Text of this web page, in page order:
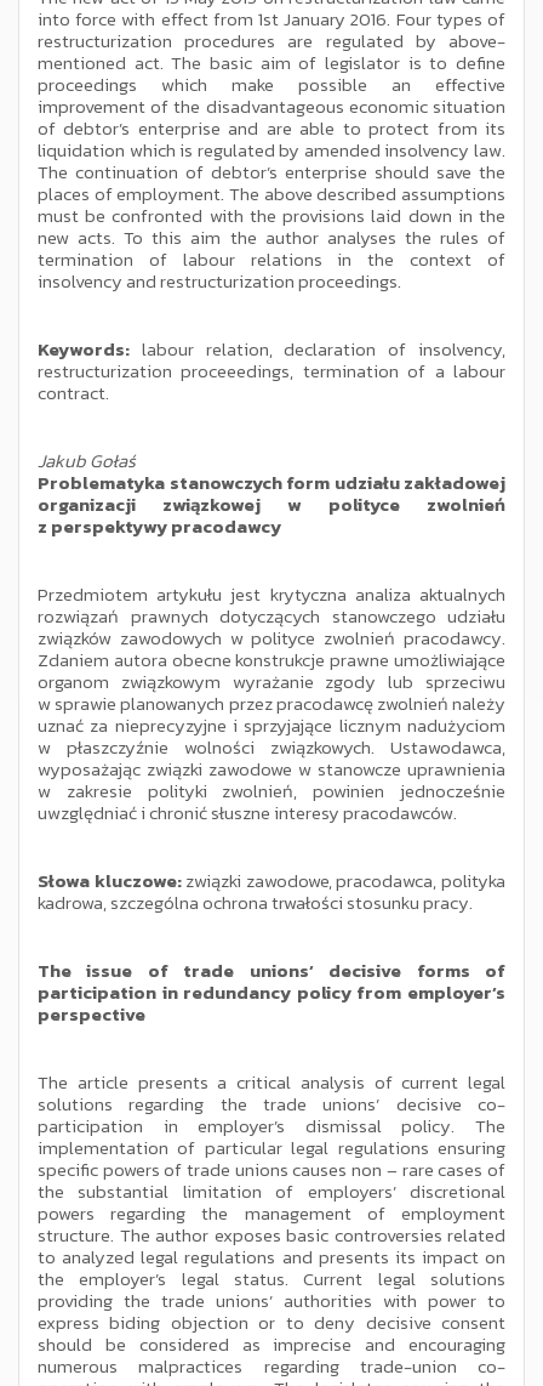
into force with effect from 1st January 2016. Four types of
restructurization procedures are regulated by above-
mentioned act. The basic aim of legislator is to define
proceedings which make possible an effective
improvement of the disadvantageous economic situation
of debtor’s enterprise and are able to protect from its
liquidation which is regulated by amended insolvency law.
The continuation of debtor’s enterprise should save the
places of employment. The above described assumptions
must be confronted with the provisions laid down in the
new acts. To this aim the author analyses the rules of
termination of labour relations in the context of
insolvency and restructurization proceedings.
Keywords: labour relation, declaration of insolvency,
restructurization proceeedings, termination of a labour
contract.
Jakub Gołaś
Problematyka stanowczych form udziału zakładowej
organizacji związkowej w polityce zwolnień
z perspektywy pracodawcy
Przedmiotem artykułu jest krytyczna analiza aktualnych
rozwiązań prawnych dotyczących stanowczego udziału
związków zawodowych w polityce zwolnień pracodawcy.
Zdaniem autora obecne konstrukcje prawne umożliwiające
organom związkowym wyrażanie zgody lub sprzeciwu
w sprawie planowanych przez pracodawcę zwolnień należy
uznać za nieprecyzyjne i sprzyjające licznym nadużyciom
w płaszczyźnie wolności związkowych. Ustawodawca,
wyposażając związki zawodowe w stanowcze uprawnienia
w zakresie polityki zwolnień, powinien jednocześnie
uwzględniać i chronić słuszne interesy pracodawców.
Słowa kluczowe:związki zawodowe, pracodawca, polityka
kadrowa, szczególna ochrona trwałości stosunku pracy.
The issue of trade unions’ decisive forms of
participation in redundancy policy from employer’s
perspective
The article presents a critical analysis of current legal
solutions regarding the trade unions’ decisive co-
participation in employer’s dismissal policy. The
implementation of particular legal regulations ensuring
specific powers of trade unions causes non – rare cases of
the substantial limitation of employers’ discretional
powers regarding the management of employment
structure. The author exposes basic controversies related
to analyzed legal regulations and presents its impact on
the employer’s legal status. Current legal solutions
providing the trade unions’ authorities with power to
express biding objection or to deny decisive consent
should be considered as imprecise and encouraging
numerous malpractices regarding trade-union co-